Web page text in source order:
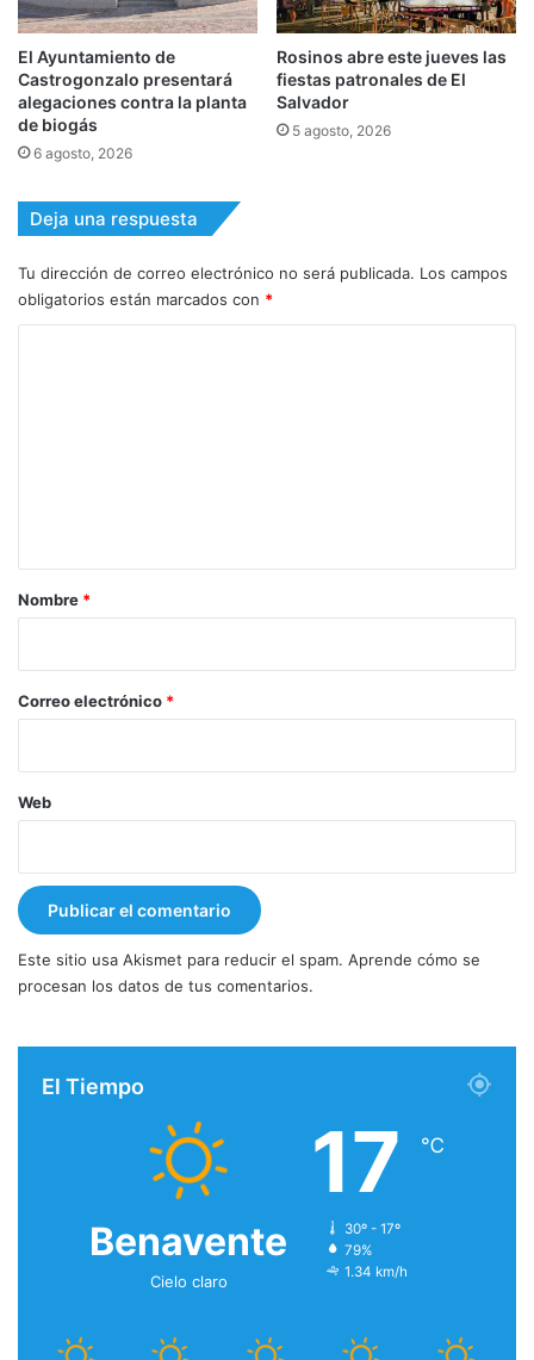
El Ayuntamiento de
Castrogonzalo presentará
alegaciones contra la planta
de biogás
6 agosto, 2026
Rosinos abre este jueves las
fiestas patronales de El
Salvador
5 agosto, 2026
Deja una respuesta
Tu dirección de correo electrónico no será publicada. Los campos
obligatorios están marcados con *
r
*
Nombre *
Correo electrónico *
Web
Este sitio usa Akismet para reducir el spam. Aprende cómo se
procesan los datos de tus comentarios.
El Tiempo
Benavente
Cielo claro
17 ℃
30º - 17º
79%
1.34 km/h